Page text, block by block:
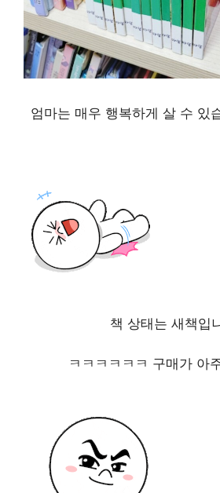
엄마는 매우 행복하게 살 수 있
책 상태는 새책입
ㅋㅋㅋㅋㅋㅋ 구매가 아